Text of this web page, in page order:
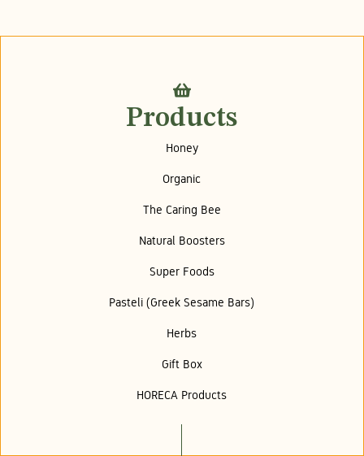
Products
Honey
Organic
The Caring Bee
Natural Boosters
Super Foods
Pasteli (Greek Sesame Bars)
Herbs
Gift Box
HORECA Products